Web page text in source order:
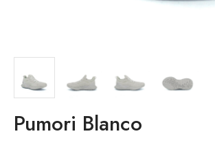
Pumori Blanco